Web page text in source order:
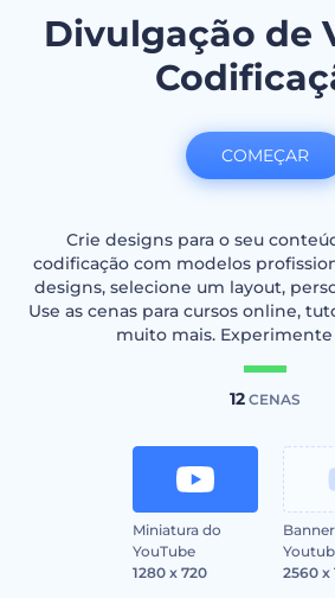
Divulgação de
Crie designs para o seu
codificação com modelos
designs, selecione um layout,
Use as cenas para cursos online,
muito mais. Experimente
12 CENAS
Miniatura do
YouTube
1280 x 720
2560 x
COMEÇAR